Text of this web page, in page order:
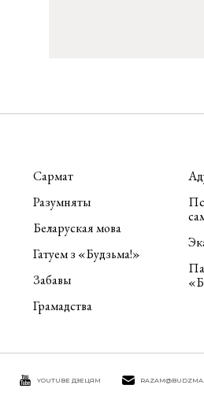
Сармат
Разумняты
Беларуская мова
Гатуем з «Будзьма!»
Забавы
Грамадства
YOUTUBE ДЗЕЦЯМ